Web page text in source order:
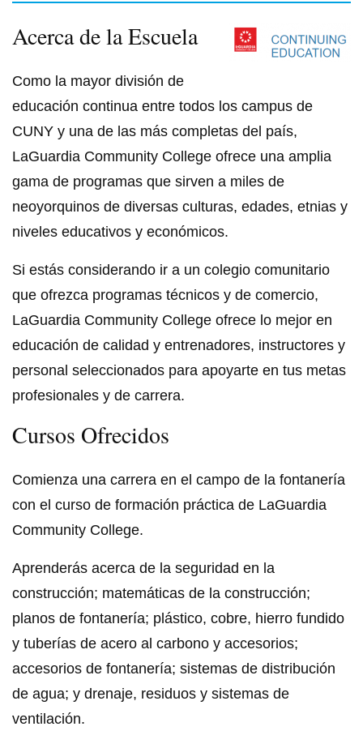
Acerca de la Escuela
Como la mayor división de
educación continua entre todos los campus de
CUNY y una de las más completas del país,
LaGuardia Community College ofrece una amplia
gama de programas que sirven a miles de
neoyorquinos de diversas culturas, edades, etnias y
niveles educativos y económicos.
Si estás considerando ir a un colegio comunitario
que ofrezca programas técnicos y de comercio,
LaGuardia Community College ofrece lo mejor en
educación de calidad y entrenadores, instructores y
personal seleccionados para apoyarte en tus metas
profesionales y de carrera.
Cursos Ofrecidos
Comienza una carrera en el campo de la fontanería
con el curso de formación práctica de LaGuardia
Community College.
Aprenderás acerca de la seguridad en la
construcción; matemáticas de la construcción;
planos de fontanería; plástico, cobre, hierro fundido
y tuberías de acero al carbono y accesorios;
accesorios de fontanería; sistemas de distribución
de agua; y drenaje, residuos y sistemas de
ventilación.